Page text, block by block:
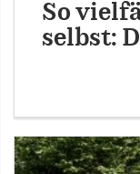
So
selbst: